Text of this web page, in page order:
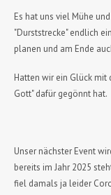
Es hat uns viel Mühe
"Durststrecke" endlich
planen und am Ende
Hatten wir ein Glück mit
Gott" dafür gegönnt hat.
Unser nächster Event
bereits im Jahr 2025
fiel damals ja leider